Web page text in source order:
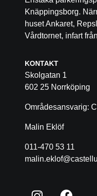
Knäppingsborg.
huset Ankaret,
Vårdtornet, infart
KONTAKT
Skolgatan 1
602 25 Norrköping
Områdesansvarig:
Malin Eklöf
011-470 53 11